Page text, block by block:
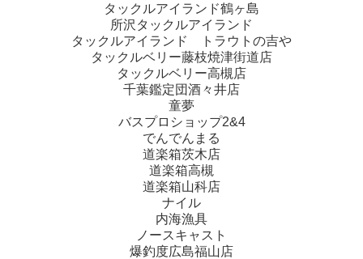
タックルアイランド鶴ヶ島
所沢タックルアイランド
タックルアイランド トラウトの吉や
タックルベリー藤枝焼津街道店
タックルベリー高槻店
千葉鑑定団酒々井店
童夢
バスプロショップ2&4
でんでんまる
道楽箱茨木店
道楽箱高槻
道楽箱山科店
ナイル
内海漁具
ノースキャスト
爆釣度広島福山店